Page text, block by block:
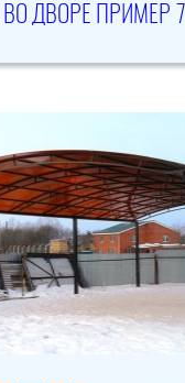
ДВОРЕ ПРИМЕР 7